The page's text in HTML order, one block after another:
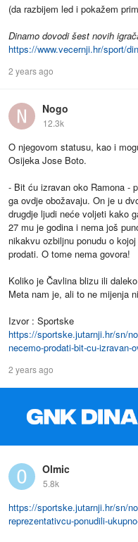
(da razbijem led i pokažem
Dinamo dovodi šest novih
https://www.vecernji.hr/sport/
2 years ago
Nogo
12.3k
O njegovom statusu, kao i
Osijeka Jose Boto.
- Bit ću izravan oko Ramona -
ga ovdje obožavaju. On je u
drugdje ljudi neće voljeti kako
27 mu je godina i nema još
nikakvu ozbiljnu ponudu o
prodati. O tome nema govora!
Koliko je Čavlina blizu ili
Meta nam je, ali to ne mijenja
Izvor : Sportske
https://sportske.jutarnji.hr/sn/
necemo-prodati-bit-cu-izravan-
2 years ago
Olmic
5.8k
https://sportske.jutarnji.hr/sn/
reprezentativcu-ponudili-